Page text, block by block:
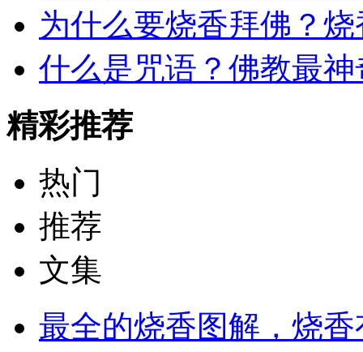
为什么要烧香拜佛？
什么是咒语？佛教最
精彩推荐
热门
推荐
文集
最全的烧香图解，烧